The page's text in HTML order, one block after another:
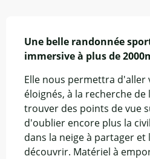
Une belle randonnée
immersive à plus de
Elle nous permettra d'aller
éloignés, à la recherche de
trouver des points de vue
d'oublier encore plus la
dans la neige à partager et
découvrir. Matériel à